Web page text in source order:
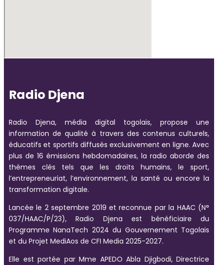
Radio Djena
Radio Djena, média digital togolais, propose une
information de qualité à travers des contenus culturels,
éducatifs et sportifs diffusés exclusivement en ligne. Avec
plus de 16 émissions hebdomadaires, la radio aborde des
thèmes clés tels que les droits humains, le sport,
l’entrepreneuriat, l’environnement, la santé ou encore la
transformation digitale.
Lancée le 2 septembre 2019 et reconnue par la HAAC (N°
037/HAAC/P/23), Radio Djena est bénéficiaire du
Programme NanaTech 2024 du Gouvernement Togolais
et du Projet MediAos de CFI Media 2025-2027.
Elle est portée par Mme APEDO Abla Djigbodi, Directrice